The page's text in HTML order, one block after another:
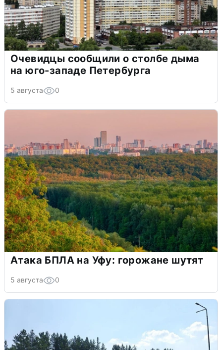
Очевидцы сообщили о столбе дыма
на юго-западе Петербурга
5 августа 0
Атака БПЛА на Уфу: горожане шутят
5 августа 0